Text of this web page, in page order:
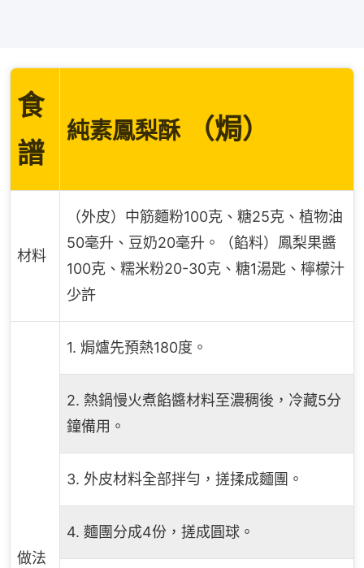
食
譜
純素鳳梨酥（焗）
材料
（外皮）中筋麵粉100克、糖25克、植物油
50毫升、豆奶20毫升。（餡料）鳳梨果醬
100克、糯米粉20-30克、糖1湯匙、檸檬汁
少許
做法
1. 焗爐先預熱180度。
2. 熱鍋慢火煮餡醬材料至濃稠後，冷藏5分
鐘備用。
3. 外皮材料全部拌勻，搓揉成麵團。
4. 麵團分成4份，搓成圓球。